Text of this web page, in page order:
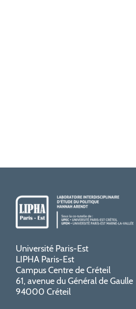
Université Paris-Est
LIPHA Paris-Est
Campus Centre de Créteil
61, avenue du Général de Gaulle
94000 Créteil